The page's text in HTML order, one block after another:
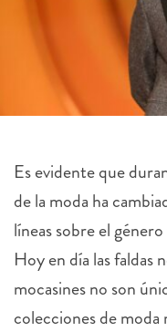
Es evidente que
de la moda ha
líneas sobre el
Hoy en día las faldas
mocasines no son
colecciones de moda